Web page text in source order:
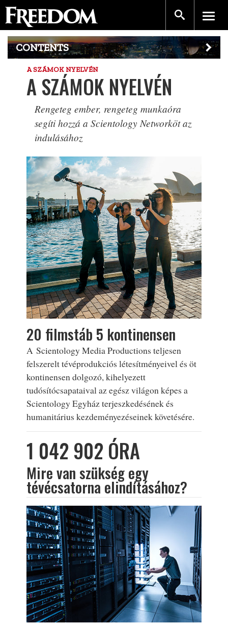
CONTENTS
A SZÁMOK NYELVÉN
A SZÁMOK NYELVÉN
Rengeteg ember, rengeteg munkaóra
segíti hozzá a Scientology Networköt az
indulásához
20 filmstáb 5 kontinensen
A Scientology Media Productions teljesen
felszerelt tévéprodukciós létesítményeivel és öt
kontinensen dolgozó, kihelyezett
tudósítócsapataival az egész világon képes a
Scientology Egyház terjeszkedésének és
humanitárius kezdeményezéseinek követésére.
1 042 902 ÓRA
Mire van szükség egy
tévécsatorna elindításához?